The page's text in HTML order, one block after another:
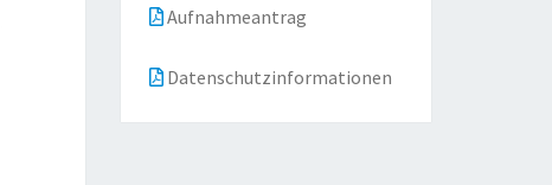
Aufnahmeantrag
Datenschutzinformationen